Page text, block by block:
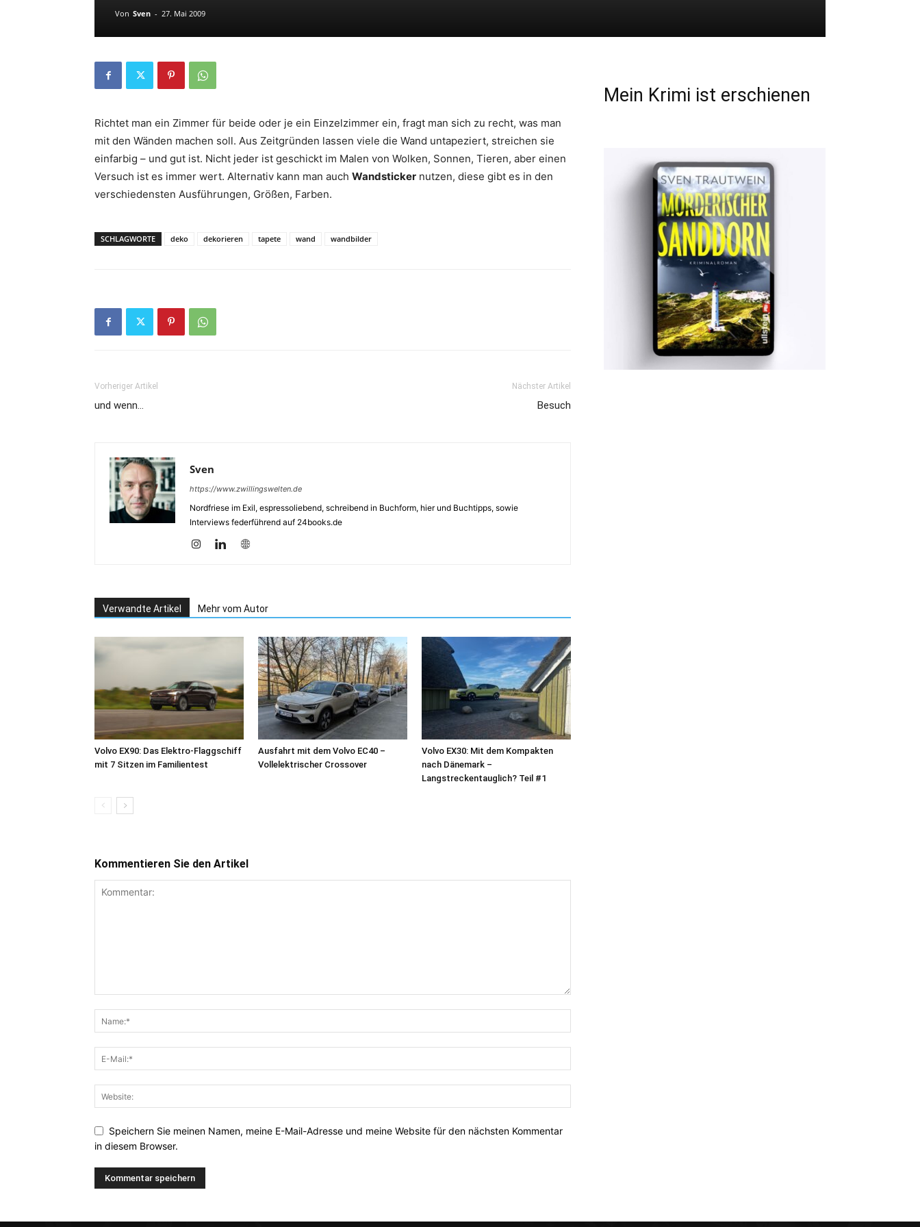
Von Sven - 27. Mai 2009
Richtet man ein Zimmer für beide oder je ein Einzelzimmer ein, fragt man sich zu recht, was man
mit den Wänden machen soll. Aus Zeitgründen lassen viele die Wand untapeziert, streichen sie
einfarbig – und gut ist. Nicht jeder ist geschickt im Malen von Wolken, Sonnen, Tieren, aber einen
Versuch ist es immer wert. Alternativ kann man auch Wandsticker nutzen, diese gibt es in den
verschiedensten Ausführungen, Größen, Farben.
SCHLAGWORTE deko dekorieren tapete wand wandbilder
Vorheriger Artikel
und wenn…
Nächster Artikel
Besuch
Sven
https://www.zwillingswelten.de
Nordfriese im Exil, espressoliebend, schreibend in Buchform, hier und Buchtipps, sowie
Interviews federführend auf 24books.de
Verwandte Artikel Mehr vom Autor
Volvo EX90: Das Elektro-Flaggschiff
mit 7 Sitzen im Familientest
Ausfahrt mit dem Volvo EC40 –
Vollelektrischer Crossover
Volvo EX30: Mit dem Kompakten
nach Dänemark –
Langstreckentauglich? Teil #1
Kommentieren Sie den Artikel
Speichern Sie meinen Namen, meine E-Mail-Adresse und meine Website für den nächsten Kommentar
in diesem Browser.
Mein Krimi ist erschienen